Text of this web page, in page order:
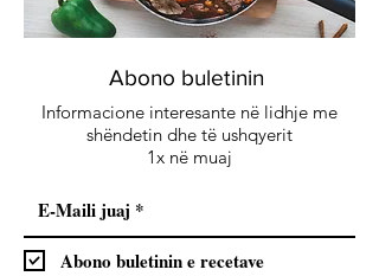
Abono buletinin
Informacione interesante në lidhje me
shëndetin dhe të ushqyerit
1x në muaj
Abono buletinin e recetave